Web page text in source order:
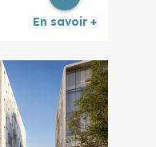
En savoir +